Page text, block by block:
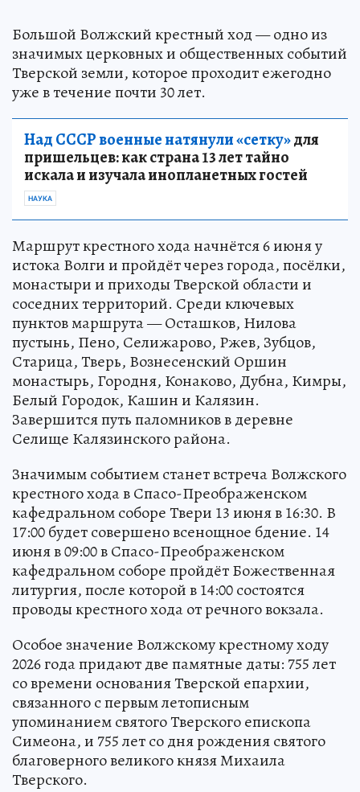
Большой Волжский крестный ход — одно из
значимых церковных и общественных событий
Тверской земли, которое проходит ежегодно
уже в течение почти 30 лет.
Над СССР военные натянули «сетку»для
пришельцев: как страна 13 лет тайно
искала и изучала инопланетных гостей
НАУКА
Маршрут крестного хода начнётся 6 июня у
истока Волги и пройдёт через города, посёлки,
монастыри и приходы Тверской области и
соседних территорий. Среди ключевых
пунктов маршрута — Осташков, Нилова
пустынь, Пено, Селижарово, Ржев, Зубцов,
Старица, Тверь, Вознесенский Оршин
монастырь, Городня, Конаково, Дубна, Кимры,
Белый Городок, Кашин и Калязин.
Завершится путь паломников в деревне
Селище Калязинского района.
Значимым событием станет встреча Волжского
крестного хода в Спасо-Преображенском
кафедральном соборе Твери 13 июня в 16:30. В
17:00 будет совершено всенощное бдение. 14
июня в 09:00 в Спасо-Преображенском
кафедральном соборе пройдёт Божественная
литургия, после которой в 14:00 состоятся
проводы крестного хода от речного вокзала.
Особое значение Волжскому крестному ходу
2026 года придают две памятные даты: 755 лет
со времени основания Тверской епархии,
связанного с первым летописным
упоминанием святого Тверского епископа
Симеона, и 755 лет со дня рождения святого
благоверного великого князя Михаила
Тверского.